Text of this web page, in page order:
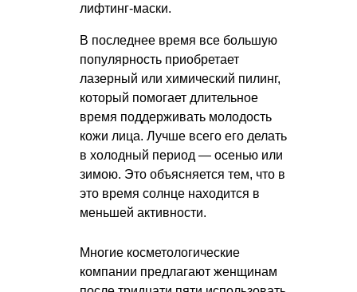
лифтинг-маски.
В последнее время все большую
популярность приобретает
лазерный или химический пилинг,
который помогает длительное
время поддерживать молодость
кожи лица. Лучше всего его делать
в холодный период — осенью или
зимою. Это объясняется тем, что в
это время солнце находится в
меньшей активности.
Многие косметологические
компании предлагают женщинам